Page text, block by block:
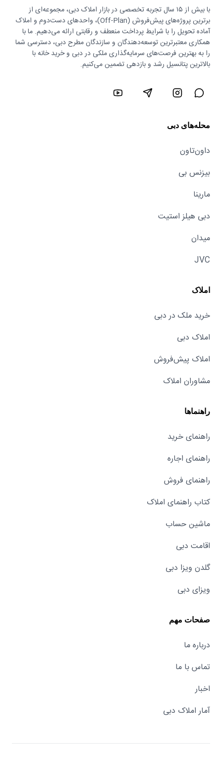
با بیش از ۱۵ سال تجربه تخصصی در بازار املاک دبی، مجموعه‌ای از
برترین پروژه‌های پیش‌فروش (Off-Plan)، واحدهای دست‌دوم و املاک
آماده تحویل را با شرایط پرداخت منعطف و رقابتی ارائه می‌دهیم. ما با
همکاری معتبرترین توسعه‌دهندگان و سازندگان مطرح دبی، دسترسی شما
را به بهترین فرصت‌های سرمایه‌گذاری ملکی در دبی و خرید خانه با
بالاترین پتانسیل رشد و بازدهی تضمین می‌کنیم.
محله‌های دبی
داون‌تاون
بیزنس بی
مارینا
دبی هیلز استیت
میدان
JVC
املاک
خرید ملک در دبی
املاک دبی
املاک پیش‌فروش
مشاوران املاک
راهنماها
راهنمای خرید
راهنمای اجاره
راهنمای فروش
کتاب راهنمای املاک
ماشین حساب
اقامت دبی
گلدن ویزا دبی
ویزای دبی
صفحات مهم
درباره ما
تماس با ما
اخبار
آمار املاک دبی